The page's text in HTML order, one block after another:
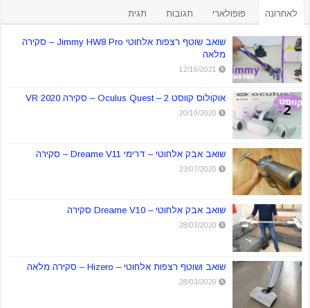
לאחרונה פופולארי תגובות תגית
שואב שוטף רצפות אלחוטי Jimmy HW8 Pro – סקירה
מלאה
12/10/2021
אוקולוס קווסט 2 – Oculus Quest – סקירה VR 2020
20/10/2020
שואב אבק אלחוטי – דרימי Dreame V11 – סקירה
23/07/2020
שואב אבק אלחוטי – Dreame V10 סקירה
28/03/2020
שואב ושוטף רצפות אלחוטי – Hizero – סקירה מלאה
28/03/2020